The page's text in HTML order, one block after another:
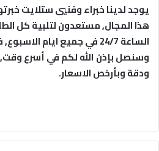
هذا المجال, مستعدون لتلبية كل
الساعة 24/7 في جميع ايام الاسبوع, فقط اتصل على
وسنصل بإذن الله لكم في أسرع
ودقة وبأرخص الاسعار.